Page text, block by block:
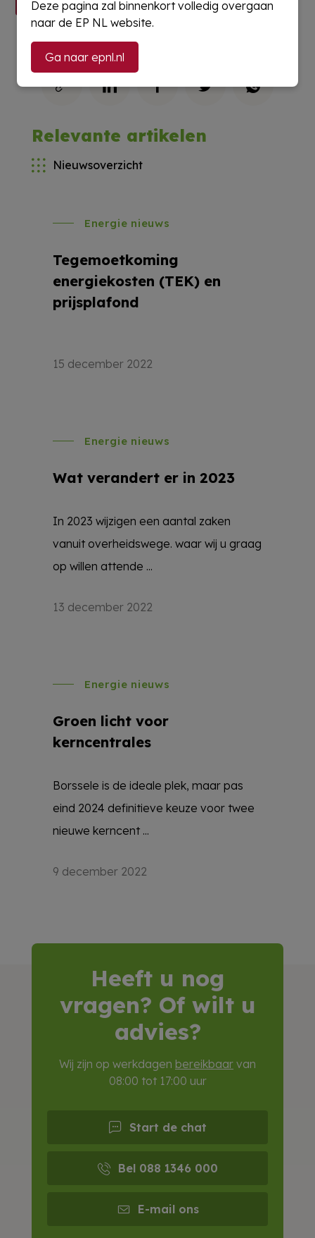
Deel dit artikel
Relevante artikelen
Nieuwsoverzicht
Energie nieuws
Tegemoetkoming
energiekosten (TEK) en
prijsplafond
15 december 2022
Energie nieuws
Wat verandert er in 2023
In 2023 wijzigen een aantal zaken
vanuit overheidswege. waar wij u graag
op willen attende ...
13 december 2022
Energie nieuws
Groen licht voor
kerncentrales
Borssele is de ideale plek, maar pas
eind 2024 definitieve keuze voor twee
nieuwe kerncent ...
9 december 2022
Heeft u nog
vragen? Of wilt u
advies?
Wij zijn op werkdagen bereikbaar van
08:00 tot 17:00 uur
Start de chat
Bel 088 1346 000
E-mail ons
Deze pagina zal binnenkort volledig overgaan
naar de EP NL website.
Ga naar epnl.nl